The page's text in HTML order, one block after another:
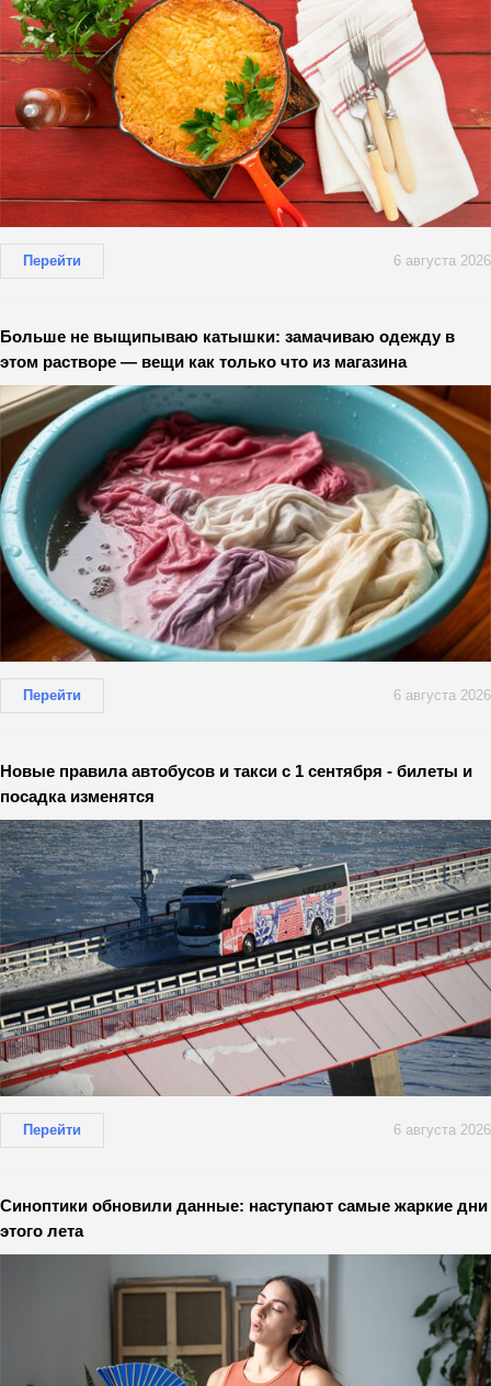
Перейти 6 августа 2026
Больше не выщипываю катышки: замачиваю одежду в
этом растворе — вещи как только что из магазина
Перейти 6 августа 2026
Новые правила автобусов и такси с 1 сентября - билеты и
посадка изменятся
Перейти 6 августа 2026
Синоптики обновили данные: наступают самые жаркие дни
этого лета